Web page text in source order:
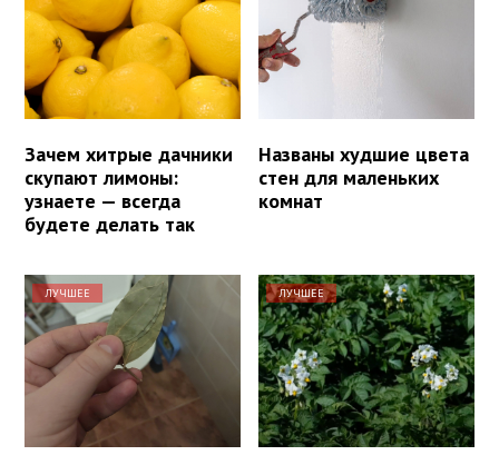
Зачем хитрые дачники
скупают лимоны:
узнаете — всегда
будете делать так
Названы худшие цвета
стен для маленьких
комнат
ЛУЧШЕЕ ЛУЧШЕЕ